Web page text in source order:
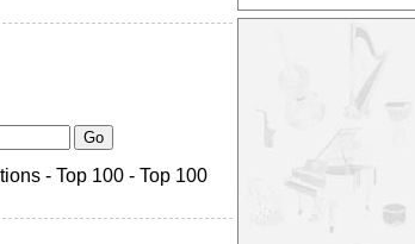
- Top 100 - Top 100